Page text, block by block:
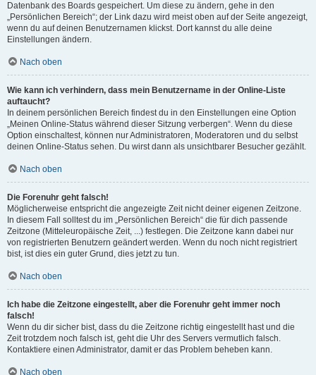
Datenbank des Boards gespeichert. Um diese zu ändern, gehe in den
„Persönlichen Bereich“; der Link dazu wird meist oben auf der Seite angezeigt,
wenn du auf deinen Benutzernamen klickst. Dort kannst du alle deine
Einstellungen ändern.
Nach oben
Wie kann ich verhindern, dass mein Benutzername in der Online-Liste
auftaucht?
In deinem persönlichen Bereich findest du in den Einstellungen eine Option
„Meinen Online-Status während dieser Sitzung verbergen“. Wenn du diese
Option einschaltest, können nur Administratoren, Moderatoren und du selbst
deinen Online-Status sehen. Du wirst dann als unsichtbarer Besucher gezählt.
Nach oben
Die Forenuhr geht falsch!
Möglicherweise entspricht die angezeigte Zeit nicht deiner eigenen Zeitzone.
In diesem Fall solltest du im „Persönlichen Bereich“ die für dich passende
Zeitzone (Mitteleuropäische Zeit, ...) festlegen. Die Zeitzone kann dabei nur
von registrierten Benutzern geändert werden. Wenn du noch nicht registriert
bist, ist dies ein guter Grund, dies jetzt zu tun.
Nach oben
Ich habe die Zeitzone eingestellt, aber die Forenuhr geht immer noch
falsch!
Wenn du dir sicher bist, dass du die Zeitzone richtig eingestellt hast und die
Zeit trotzdem noch falsch ist, geht die Uhr des Servers vermutlich falsch.
Kontaktiere einen Administrator, damit er das Problem beheben kann.
Nach oben